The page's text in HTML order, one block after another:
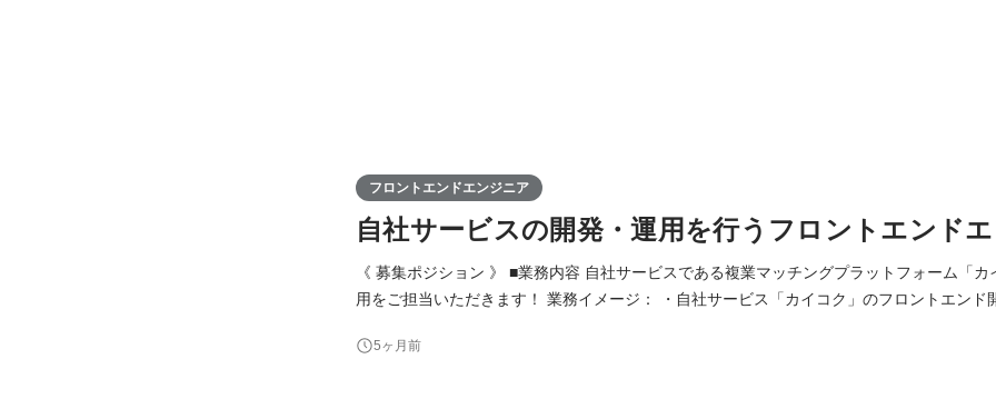
フロントエンドエンジニア
自社サービスの開発・運用を行うフロントエンドエ
《 募集ポジション 》 ■業務内容 自社サービスである複業マッチングプラットフォーム「カ
用をご担当いただきます！ 業務イメージ： ・自社サービス「カイコク」のフロントエンド開発 ・自社サービス
容】 ・go言語を用いたバックエンド開発 ・gRPCを用いたAPI開発 ・react、nestを用いた
5ヶ月前